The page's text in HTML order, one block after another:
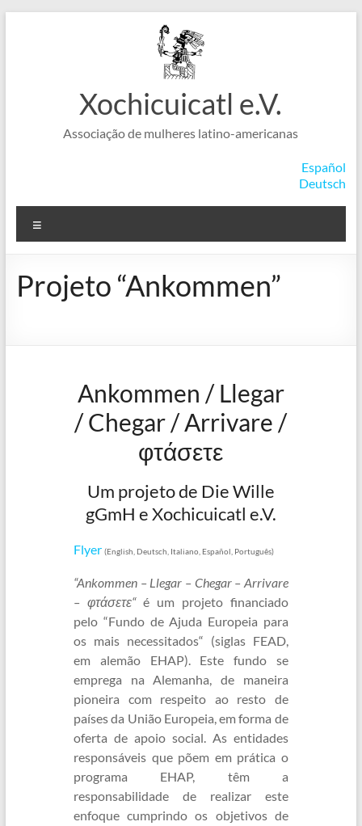
Xochicuicatl e.V.
Associação de mulheres latino-americanas
Español
Deutsch
Projeto “Ankommen”
Ankommen / Llegar
/ Chegar / Arrivare /
φτάσετε
Um projeto de Die Wille
gGmH e Xochicuicatl e.V.
Flyer (English, Deutsch, Italiano, Español, Português)
“Ankommen – Llegar – Chegar – Arrivare
– φτάσετε“é um projeto financiado
pelo “Fundo de Ajuda Europeia para
os mais necessitados“ (siglas FEAD,
em alemão EHAP). Este fundo se
emprega na Alemanha, de maneira
pioneira com respeito ao resto de
países da União Europeia, em forma de
oferta de apoio social. As entidades
responsáveis que põem em prática o
programa EHAP, têm a
responsabilidade de realizar este
enfoque cumprindo os objetivos de